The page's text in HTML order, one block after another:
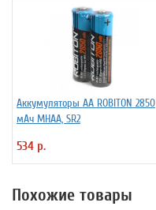
Аккумуляторы АА ROBITON 2850
мАч MHAA, SR2
534 р.
Похожие товары